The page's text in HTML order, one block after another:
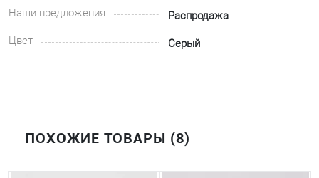
Наши предложения
Распродажа
Цвет
Серый
ПОХОЖИЕ ТОВАРЫ (8)